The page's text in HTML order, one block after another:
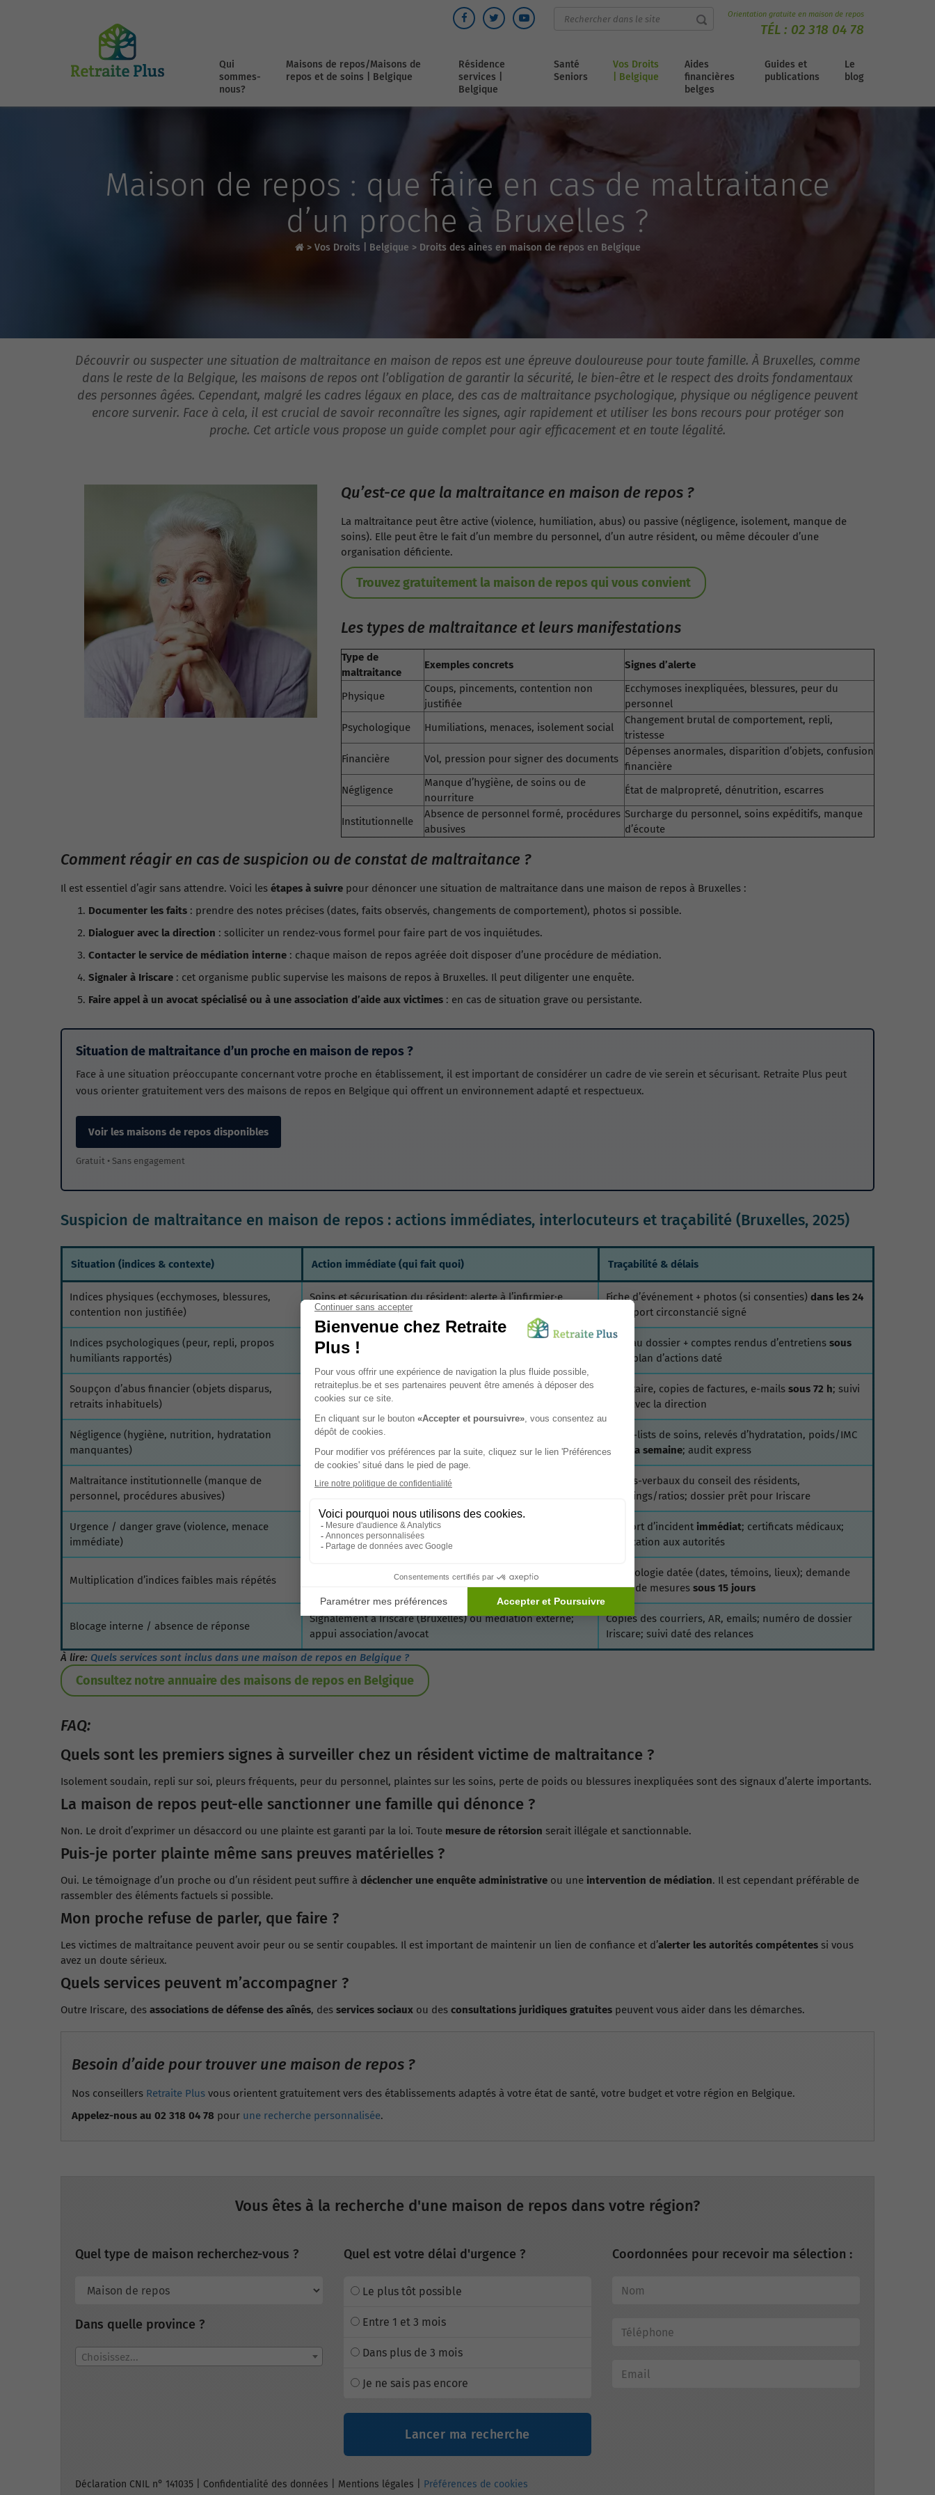
Orientation gratuite en maison de repos
TÉL : 02 318 04 78
Qui
sommes-
nous?
Maisons de repos/Maisons de
repos et de soins | Belgique
Résidence
services |
Belgique
Santé
Seniors
Vos Droits
| Belgique
Aides
financières
belges
Guides et
publications
Le
blog
Maison de repos : que faire en cas de maltraitance
d’un proche à Bruxelles ?
> Vos Droits | Belgique > Droits des aines en maison de repos en Belgique
Découvrir ou suspecter une situation de maltraitance en maison de repos est une épreuve douloureuse pour toute famille. À Bruxelles, comme
dans le reste de la Belgique, les maisons de repos ont l’obligation de garantir la sécurité, le bien-être et le respect des droits fondamentaux
des personnes âgées. Cependant, malgré les cadres légaux en place, des cas de maltraitance psychologique, physique ou négligence peuvent
encore survenir. Face à cela, il est crucial de savoir reconnaître les signes, agir rapidement et utiliser les bons recours pour protéger son
proche. Cet article vous propose un guide complet pour agir efficacement et en toute légalité.
Qu’est-ce que la maltraitance en maison de repos ?
La maltraitance peut être active (violence, humiliation, abus) ou passive (négligence, isolement, manque de
soins). Elle peut être le fait d’un membre du personnel, d’un autre résident, ou même découler d’une
organisation déficiente.
Trouvez gratuitement la maison de repos qui vous convient
Les types de maltraitance et leurs manifestations
Type de
maltraitance
Exemples concrets Signes d’alerte
Physique
Coups, pincements, contention non
justifiée
Ecchymoses inexpliquées, blessures, peur du
personnel
Psychologique
Humiliations, menaces, isolement social
Changement brutal de comportement, repli,
tristesse
Financière
Vol, pression pour signer des documents
Dépenses anormales, disparition d’objets, confusion
financière
Négligence
Manque d’hygiène, de soins ou de
nourriture
État de malpropreté, dénutrition, escarres
Institutionnelle
Absence de personnel formé, procédures
abusives
Surcharge du personnel, soins expéditifs, manque
d’écoute
Comment réagir en cas de suspicion ou de constat de maltraitance ?
Il est essentiel d’agir sans attendre. Voici les étapes à suivre pour dénoncer une situation de maltraitance dans une maison de repos à Bruxelles :
Documenter les faits : prendre des notes précises (dates, faits observés, changements de comportement), photos si possible.
Dialoguer avec la direction : solliciter un rendez-vous formel pour faire part de vos inquiétudes.
Contacter le service de médiation interne : chaque maison de repos agréée doit disposer d’une procédure de médiation.
Signaler à Iriscare : cet organisme public supervise les maisons de repos à Bruxelles. Il peut diligenter une enquête.
Faire appel à un avocat spécialisé ou à une association d’aide aux victimes : en cas de situation grave ou persistante.
Situation de maltraitance d’un proche en maison de repos ?
Face à une situation préoccupante concernant votre proche en établissement, il est important de considérer un cadre de vie serein et sécurisant. Retraite Plus peut
vous orienter gratuitement vers des maisons de repos en Belgique qui offrent un environnement adapté et respectueux.
Voir les maisons de repos disponibles
Gratuit • Sans engagement
Suspicion de maltraitance en maison de repos : actions immédiates, interlocuteurs et traçabilité (Bruxelles, 2025)
Situation (indices & contexte) Action immédiate (qui fait quoi) Traçabilité & délais
Indices physiques (ecchymoses, blessures,
contention non justifiée)
Soins et sécurisation du résident; alerte à l’infirmier·e
référent·e; information du médecin
Fiche d’événement + photos (si consenties) dans les 24
; rapport circonstancié signé
Indices psychologiques (peur, repli, propos
humiliants rapportés)
Entretien confidentiel avec le résident; signalement à la
Note au dossier + comptes rendus d’entretiens sous
; plan d’actions daté
Soupçon d’abus financier (objets disparus,
retraits inhabituels)
Vérifier relevés/factures; informer le représentant légal;
envisager juge de paix si nécessaire
Inventaire, copies de factures, e-mails sous 72 h; suivi
écrit avec la direction
Négligence (hygiène, nutrition, hydratation
manquantes)
Mettre en place aides immédiates (toilette, repas,
hydratation); informer cadre de santé
Check-lists de soins, relevés d’hydratation, poids/IMC
dans la semaine; audit express
Maltraitance institutionnelle (manque de
personnel, procédures abusives)
Saisir la direction; activer médiation interne; préparer
Procès-verbaux du conseil des résidents,
plannings/ratios; dossier prêt pour Iriscare
Urgence / danger grave (violence, menace
immédiate)
Protéger la personne; appeler les secours/police; alerter la
direction sans délai
Rapport d’incident immédiat; certificats médicaux;
notification aux autorités
Multiplication d’indices faibles mais répétés
Tenir un journal des faits; demander réunion formelle avec
Chronologie datée (dates, témoins, lieux); demande
écrite de mesures sous 15 jours
Blocage interne / absence de réponse
Signalement à Iriscare (Bruxelles) ou médiation externe;
appui association/avocat
Copies des courriers, AR, emails; numéro de dossier
Iriscare; suivi daté des relances
À lire: Quels services sont inclus dans une maison de repos en Belgique ?
Consultez notre annuaire des maisons de repos en Belgique
FAQ:
Quels sont les premiers signes à surveiller chez un résident victime de maltraitance ?
Isolement soudain, repli sur soi, pleurs fréquents, peur du personnel, plaintes sur les soins, perte de poids ou blessures inexpliquées sont des signaux d’alerte importants.
La maison de repos peut-elle sanctionner une famille qui dénonce ?
Non. Le droit d’exprimer un désaccord ou une plainte est garanti par la loi. Toute mesure de rétorsion serait illégale et sanctionnable.
Puis-je porter plainte même sans preuves matérielles ?
Oui. Le témoignage d’un proche ou d’un résident peut suffire à déclencher une enquête administrative ou une intervention de médiation. Il est cependant préférable de
rassembler des éléments factuels si possible.
Mon proche refuse de parler, que faire ?
Les victimes de maltraitance peuvent avoir peur ou se sentir coupables. Il est important de maintenir un lien de confiance et d’alerter les autorités compétentes si vous
avez un doute sérieux.
Quels services peuvent m’accompagner ?
Outre Iriscare, des associations de défense des aînés, des services sociaux ou des consultations juridiques gratuites peuvent vous aider dans les démarches.
Besoin d’aide pour trouver une maison de repos ?
Nos conseillers Retraite Plus vous orientent gratuitement vers des établissements adaptés à votre état de santé, votre budget et votre région en Belgique.
Appelez-nous au 02 318 04 78 pour une recherche personnalisée.
Vous êtes à la recherche d'une maison de repos dans votre région?
Quel type de maison recherchez-vous ?
Dans quelle province ?
Choisissez...
Quel est votre délai d'urgence ?
Le plus tôt possible
Entre 1 et 3 mois
Dans plus de 3 mois
Je ne sais pas encore
Lancer ma recherche
Coordonnées pour recevoir ma sélection :
Déclaration CNIL n° 141035 | Confidentialité des données Mentions légales Préférences de cookies